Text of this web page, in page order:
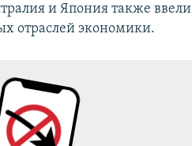
и Япония также ввели
отраслей экономики.